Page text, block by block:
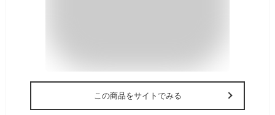
この商品をサイトでみる